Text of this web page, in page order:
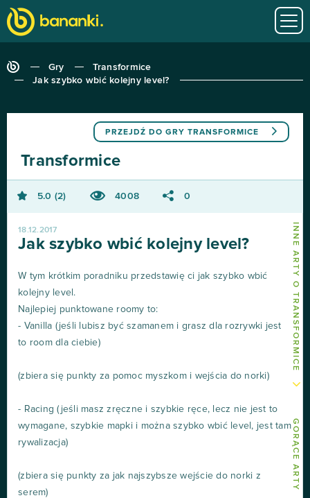
Gry
Transformice
Jak szybko wbić kolejny level?
INNE ARTY O TRANSFORMICE
GORĄCE ARTY
PRZEJDŹ DO GRY TRANSFORMICE
Transformice
5.0 2 4008 0
18.12.2017
Jak szybko wbić kolejny level?
W tym krótkim poradniku przedstawię ci jak szybko wbić
kolejny level.
Najlepiej punktowane roomy to:
- Vanilla (jeśli lubisz być szamanem i grasz dla rozrywki jest
to room dla ciebie)
(zbiera się punkty za pomoc myszkom i wejścia do norki)
- Racing (jeśli masz zręczne i szybkie ręce, lecz nie jest to
wymagane, szybkie mapki i można szybko wbić level, jest tam
rywalizacja)
(zbiera się punkty za jak najszybsze wejście do norki z
serem)